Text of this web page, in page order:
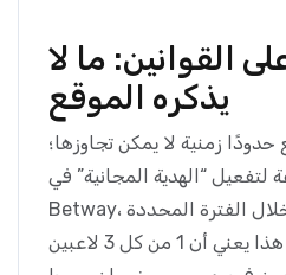
القوانين: ما لا
يذكره الموقع
حدودًا زمنية لا يمكن تجاوزها؛
ذلك، 24‑ساعة لتفعيل “الهدية المجانية” في
Betway، والتي إذا لم تُستَخدم خلال الفترة المحددة
تُصبح غير صالحة تلقائيًا. هذا يعني أن 1 من كل 3 لاعبين